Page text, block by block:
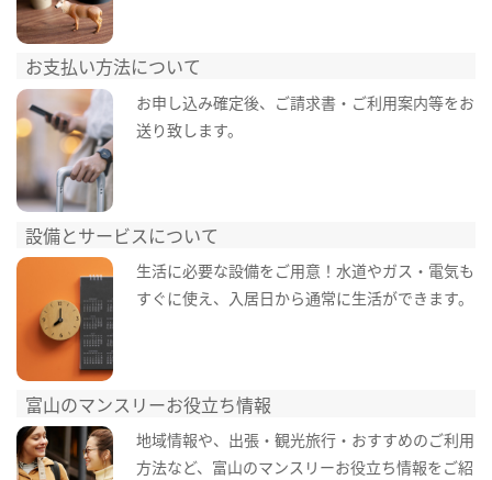
お支払い方法について
お申し込み確定後、ご請求書・ご利用案内等をお
送り致します。
設備とサービスについて
生活に必要な設備をご用意！水道やガス・電気も
すぐに使え、入居日から通常に生活ができます。
富山のマンスリーお役立ち情報
地域情報や、出張・観光旅行・おすすめのご利用
方法など、富山のマンスリーお役立ち情報をご紹